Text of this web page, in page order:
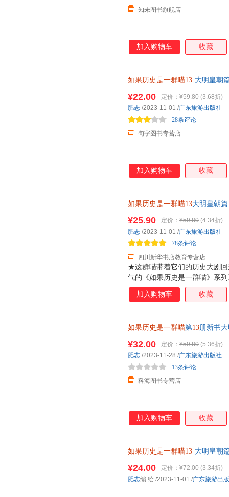
知未图书旗舰店
加入购物车 收藏
如果历史是一群喵13·大明皇朝
¥22.00 定价： ¥59.80 (3.68折)
句字图书专营店
28条评论
肥志 /2023-11-01 /广东旅游出版社
加入购物车 收藏
如果历史是一群喵13大明皇朝
货，85%城市次日达，团购优
★这群喵带着它们的历史大剧
气的《如果历史是一群喵》系
烈的起义后，明朝该如何延续
前半段的风云变幻！ ★为什么
朝波澜壮阔的历史。 ★ 力求严
进行细致梳理，多角度呈现当
附有相关的延伸阅读，让你不
美烫金外封
¥25.90 定价： ¥59.80 (4.34折)
四川新华书店教育专营店
78条评论
肥志 /2023-11-01 /广东旅游出版社
加入购物车 收藏
如果历史是一群喵第13册新书
¥32.00 定价： ¥59.80 (5.36折)
科海图书专营店
13条评论
肥志 /2023-11-28 /广东旅游出版社
加入购物车 收藏
如果历史是一群喵13·大明皇朝
¥24.00 定价： ¥72.00 (3.34折)
肥志编 绘 /2023-11-01 /广东旅游出